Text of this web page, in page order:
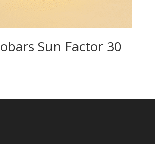
Sun Factor 30